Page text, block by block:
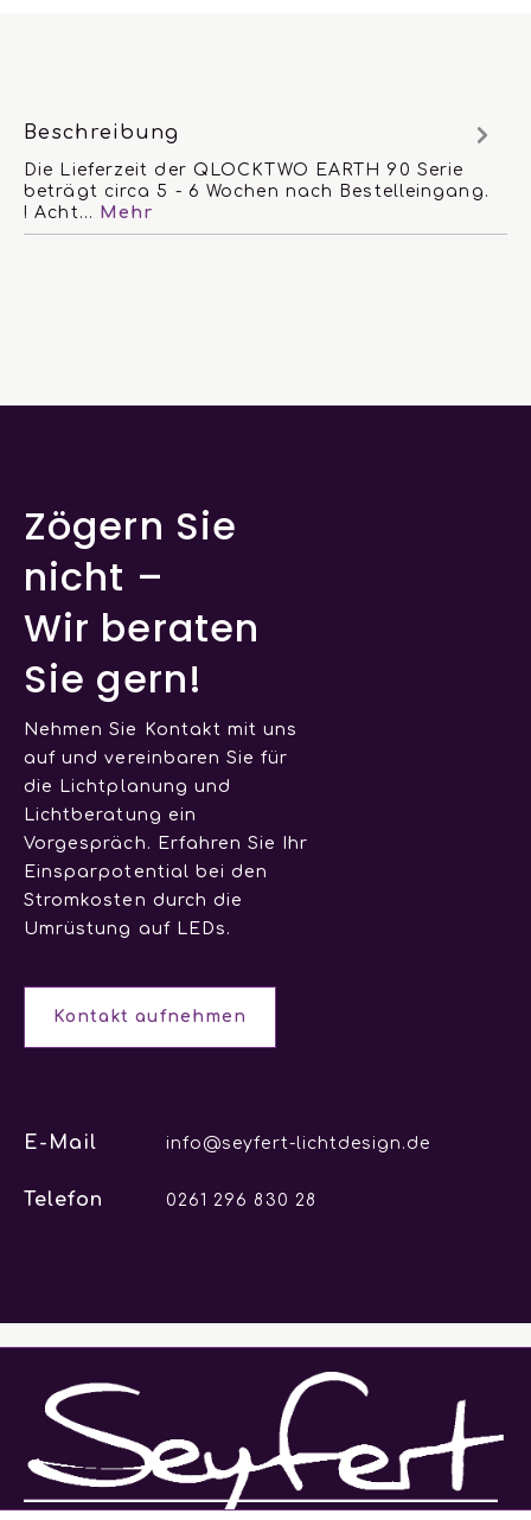
Beschreibung
Die Lieferzeit der QLOCKTWO EARTH 90 Serie
beträgt circa 5 - 6 Wochen nach Bestelleingang.
! Acht…
Mehr
Zögern Sie
nicht –
Wir beraten
Sie gern!
Nehmen Sie Kontakt mit uns
auf und vereinbaren Sie für
die Lichtplanung und
Lichtberatung ein
Vorgespräch. Erfahren Sie Ihr
Einsparpotential bei den
Stromkosten durch die
Umrüstung auf LEDs.
Kontakt aufnehmen
E-Mail info@seyfert-lichtdesign.de
Telefon 0261 296 830 28